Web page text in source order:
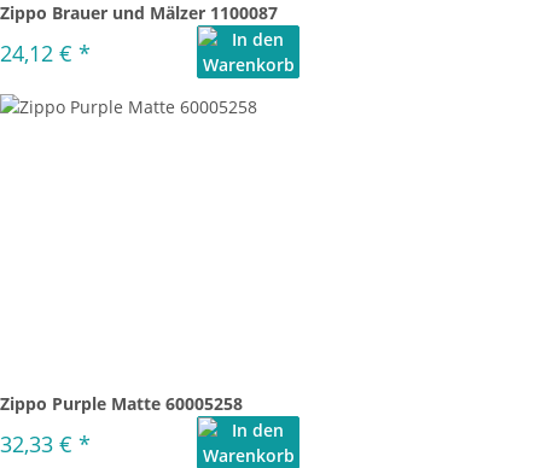
Zippo Brauer und Mälzer 1100087
24,12 € *
Zippo Purple Matte 60005258
32,33 € *